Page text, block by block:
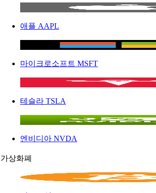
애플 AAPL
마이크로소프트 MSFT
테슬라 TSLA
엔비디아 NVDA
가상화폐